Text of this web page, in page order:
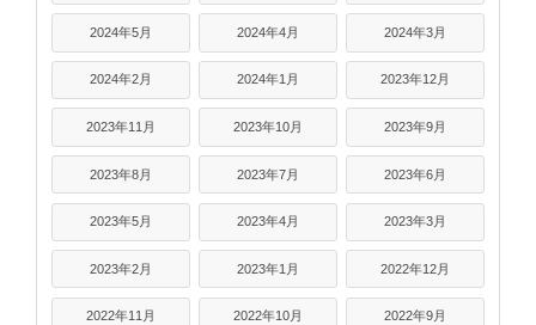
2024年5月 2024年4月 2024年3月
2024年2月 2024年1月 2023年12月
2023年11月 2023年10月 2023年9月
2023年8月 2023年7月 2023年6月
2023年5月 2023年4月 2023年3月
2023年2月 2023年1月 2022年12月
2022年11月 2022年10月 2022年9月